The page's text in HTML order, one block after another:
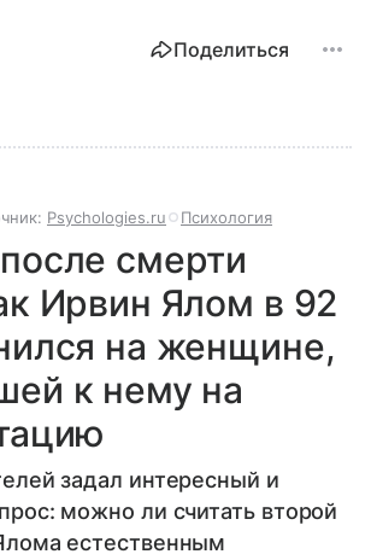
Поделиться
Psychologies.ru Психология
смерти
Ирвин Ялом в 92
на женщине,
к нему на
задал интересный и
можно ли считать второй
естественным